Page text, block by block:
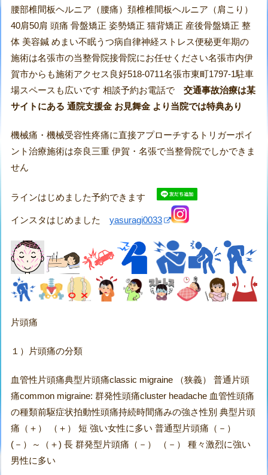
腰部椎間板ヘルニア（腰痛）頚椎椎間板ヘルニア（肩こり）
40肩50肩 頭痛 骨盤矯正 姿勢矯正 猫背矯正 産後骨盤矯正 整
体 美容鍼 めまい不眠うつ病自律神経ストレス便秘更年期の
施術は名張市の当整骨院接骨院にお任せください名張市内伊
賀市からも施術アクセス良好518-0711名張市東町1797-1駐車
場スペースも広いです 相談予約お電話で交通事故治療は某
サイトにある 通院支援金 お見舞金 より当院では特典あり
機械痛・機械受容性疼痛に直接アプローチするトリガーポイ
ント治療施術は奈良三重 伊賀・名張で当整骨院でしかできま
せん
ラインはじめました予約できます
インスタはじめましたyasuragi0033
片頭痛
１）片頭痛の分類
血管性片頭痛典型片頭痛classic migraine （狭義） 普通片頭
痛common migraine: 群発性頭痛cluster headache 血管性頭痛
の種類前駆症状拍動性頭痛持続時間痛みの強さ性別 典型片頭
痛（＋） （＋） 短 強い女性に多い 普通型片頭痛（－）
(－）～（＋) 長 群発型片頭痛（－） （－） 種々激烈に強い
男性に多い